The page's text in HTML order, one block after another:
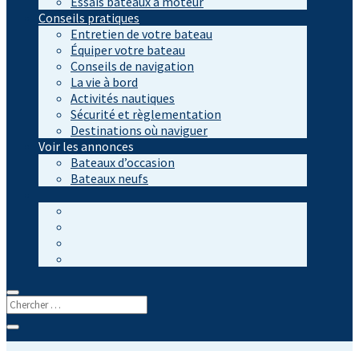
Conseils pratiques
Entretien de votre bateau
Équiper votre bateau
Conseils de navigation
La vie à bord
Activités nautiques
Sécurité et règlementation
Destinations où naviguer
Voir les annonces
Bateaux d’occasion
Bateaux neufs